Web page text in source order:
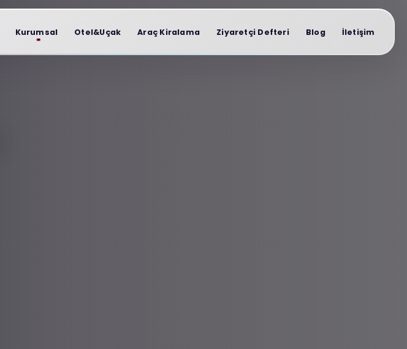
Kurumsal Otel&Uçak Araç Kiralama Ziyaretçi Defteri Blog İletişim